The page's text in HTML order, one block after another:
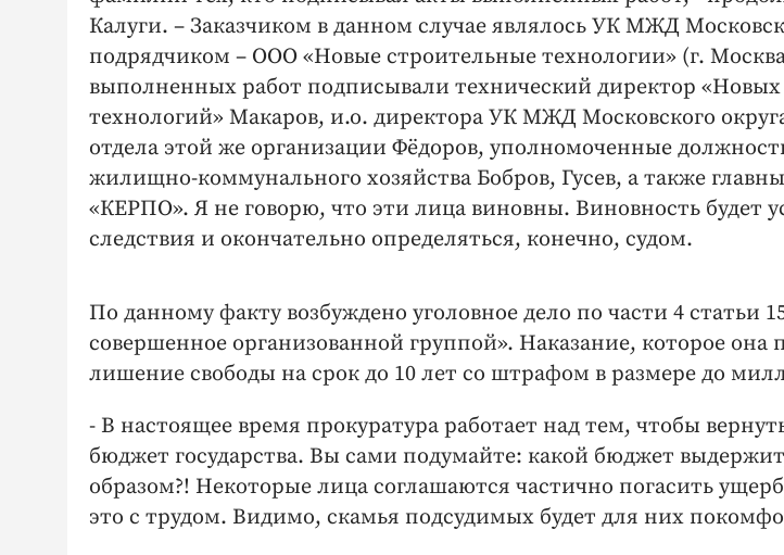
Калуги. – Заказчиком в данном случае являлось УК МЖД
подрядчиком – ООО «Новые строительные технологии» (г.
выполненных работ подписывали технический директор
технологий» Макаров, и.о. директора УК МЖД Московского
отдела этой же организации Фёдоров, уполномоченные
жилищно-коммунального хозяйства Бобров, Гусев, а также
«КЕРПО». Я не говорю, что эти лица виновны. Виновность будет
следствия и окончательно определяться, конечно, судом.
По данному факту возбуждено уголовное дело по части 4 статьи
совершенное организованной группой». Наказание, которое она
лишение свободы на срок до 10 лет со штрафом в размере до
- В настоящее время прокуратура работает над тем, чтобы
бюджет государства. Вы сами подумайте: какой бюджет
образом?! Некоторые лица соглашаются частично погасить
это с трудом. Видимо, скамья подсудимых будет для них